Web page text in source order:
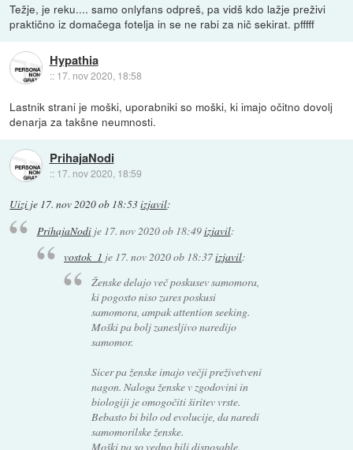
Težje, je reku.... samo onlyfans odpreš, pa vidš kdo lažje preživi
praktično iz domačega fotelja in se ne rabi za nič sekirat. pfffff
Hypathia
:: 17. nov 2020, 18:58
Lastnik strani je moški, uporabniki so moški, ki imajo očitno dovolj
denarja za takšne neumnosti.
PrihajaNodi
:: 17. nov 2020, 18:59
Uizi je 17. nov 2020 ob 18:53izjavil:
PrihajaNodije 17. nov 2020 ob 18:49izjavil:
vostok_1 je 17. nov 2020 ob 18:37izjavil:
Ženske delajo več poskusev samomora,
ki pogosto niso zares poskusi
samomora, ampak attention seeking.
Moški pa bolj zanesljivo naredijo
samomor.
Sicer pa ženske imajo večji preživetveni
nagon. Naloga ženske v zgodovini in
biologiji je omogočiti širitev vrste.
Bebasto bi bilo od evolucije, da naredi
samomorilske ženske.
Moški pa so vedno bili disposable.